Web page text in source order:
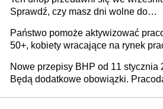
Sprawdź, czy masz dni wolne do
Państwo pomoże aktywizować
50+, kobiety wracające na rynek
osoby neuroatypowe. Powstanie
na rzecz Inkluzywności w
Nowe przepisy BHP od 11 stycznia
Będą dodatkowe obowiązki.